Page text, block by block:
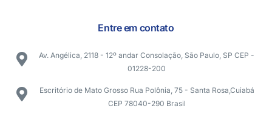
Entre em contato
Av. Angélica, 2118 - 12º andar Consolação, São Paulo, SP CEP -
01228-200
Escritório de Mato Grosso Rua Polônia, 75 - Santa Rosa,Cuiabá
CEP 78040-290 Brasil